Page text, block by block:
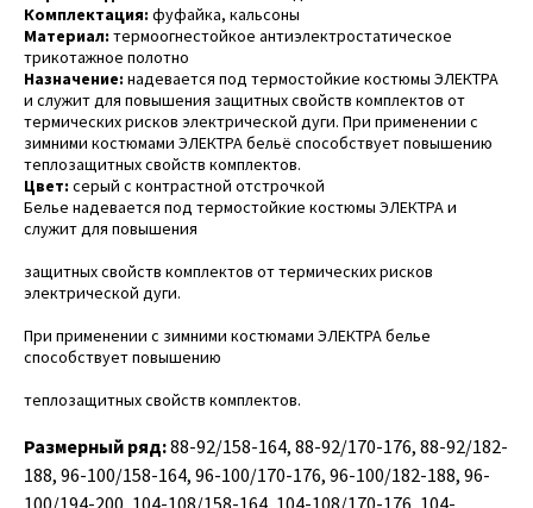
Комплектация: фуфайка, кальсоны
Материал: термоогнестойкое антиэлектростатическое
трикотажное полотно
Назначение: надевается под термостойкие костюмы ЭЛЕКТРА
и служит для повышения защитных свойств комплектов от
термических рисков электрической дуги. При применении с
зимними костюмами ЭЛЕКТРА бельё способствует повышению
теплозащитных свойств комплектов.
Цвет: серый с контрастной отстрочкой
Белье надевается под термостойкие костюмы ЭЛЕКТРА и
служит для повышения
защитных свойств комплектов от термических рисков
электрической дуги.
При применении с зимними костюмами ЭЛЕКТРА белье
способствует повышению
теплозащитных свойств комплектов.
Размерный ряд:88-92/158-164, 88-92/170-176, 88-92/182-
188, 96-100/158-164, 96-100/170-176, 96-100/182-188, 96-
100/194-200, 104-108/158-164, 104-108/170-176, 104-